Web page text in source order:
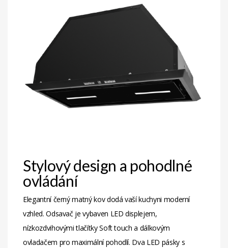
Stylový design a pohodlné
ovládání
Elegantní černý matný kov dodá vaší kuchyni moderní
vzhled. Odsavač je vybaven LED displejem,
nízkozdvihovými tlačítky Soft touch a dálkovým
ovladačem pro maximální pohodlí. Dva LED pásky s